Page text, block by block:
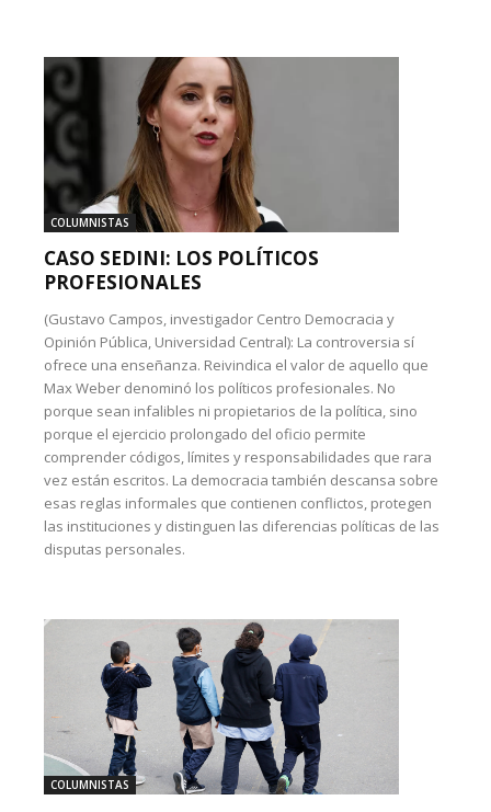
COLUMNISTAS
CASO SEDINI: LOS POLÍTICOS
PROFESIONALES
(Gustavo Campos, investigador Centro Democracia y
Opinión Pública, Universidad Central): La controversia sí
ofrece una enseñanza. Reivindica el valor de aquello que
Max Weber denominó los políticos profesionales. No
porque sean infalibles ni propietarios de la política, sino
porque el ejercicio prolongado del oficio permite
comprender códigos, límites y responsabilidades que rara
vez están escritos. La democracia también descansa sobre
esas reglas informales que contienen conflictos, protegen
las instituciones y distinguen las diferencias políticas de las
disputas personales.
COLUMNISTAS